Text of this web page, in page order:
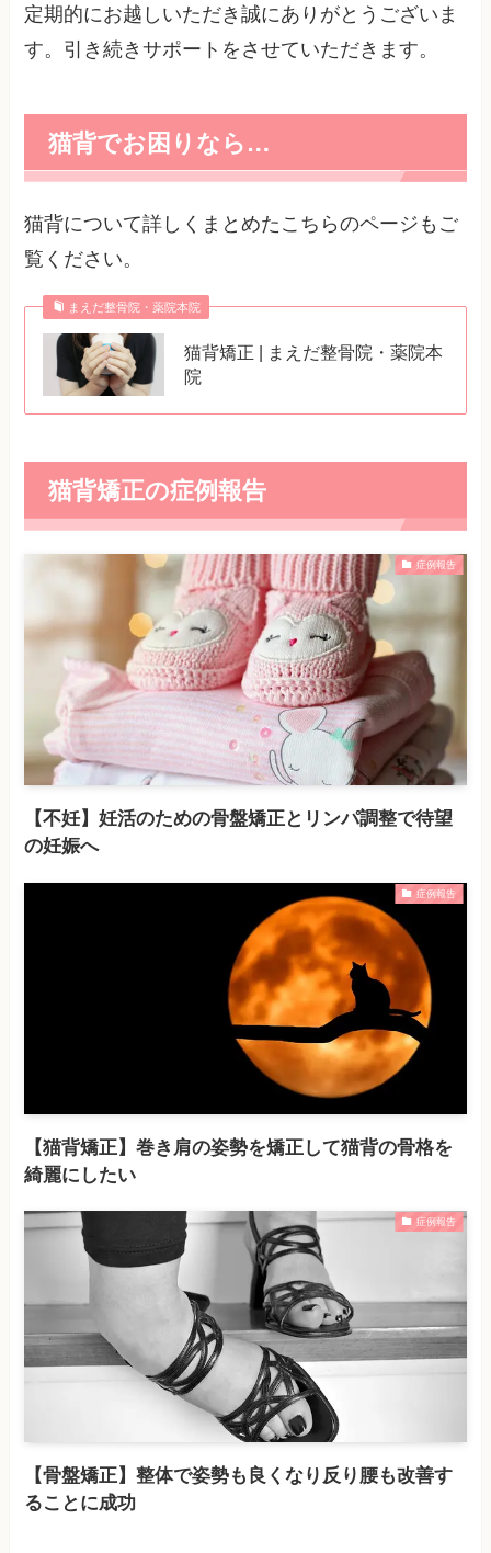
定期的にお越しいただき誠にありがとうございま
す。引き続きサポートをさせていただきます。
猫背でお困りなら…
猫背について詳しくまとめたこちらのページもご
覧ください。
まえだ整骨院・薬院本院
猫背矯正 | まえだ整骨院・薬院本
院
猫背矯正の症例報告
症例報告
【不妊】妊活のための骨盤矯正とリンパ調整で待望
の妊娠へ
症例報告
【猫背矯正】巻き肩の姿勢を矯正して猫背の骨格を
綺麗にしたい
症例報告
【骨盤矯正】整体で姿勢も良くなり反り腰も改善す
ることに成功